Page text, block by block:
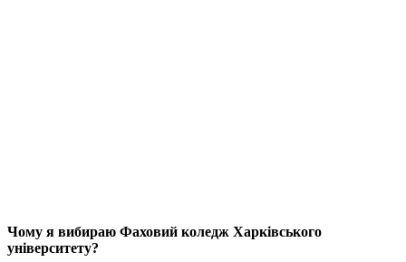
Чому я вибираю Фаховий коледж Харківського
університету?